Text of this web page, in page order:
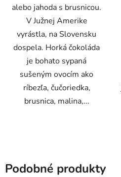
alebo jahoda s brusnicou.
V Južnej Amerike
vyrástla, na Slovensku
dospela. Horká čokoláda
je bohato sypaná
sušeným ovocím ako
ríbezľa, čučoriedka,
brusnica, malina,...
Podobné produkty